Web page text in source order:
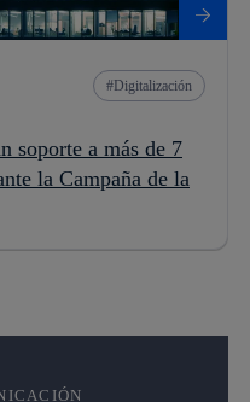
Digitalización
soporte a más de 7
la Campaña de la